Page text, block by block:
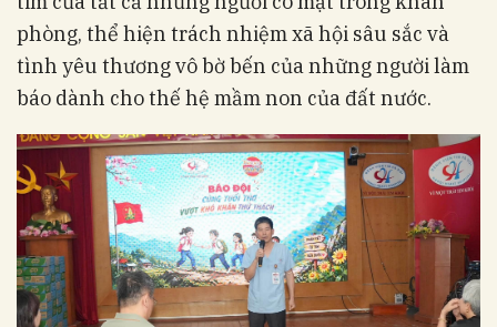
phòng, thể hiện trách nhiệm xã hội sâu sắc và
tình yêu thương vô bờ bến của những người làm
báo dành cho thế hệ mầm non của đất nước.